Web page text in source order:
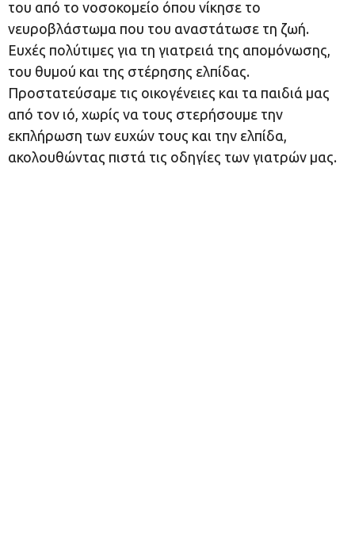
του από το νοσοκομείο όπου νίκησε το
νευροβλάστωμα που του αναστάτωσε τη ζωή.
Ευχές πολύτιμες για τη γιατρειά της απομόνωσης,
του θυμού και της στέρησης ελπίδας.
Προστατεύσαμε τις οικογένειες και τα παιδιά μας
από τον ιό, χωρίς να τους στερήσουμε την
εκπλήρωση των ευχών τους και την ελπίδα,
ακολουθώντας πιστά τις οδηγίες των γιατρών μας.